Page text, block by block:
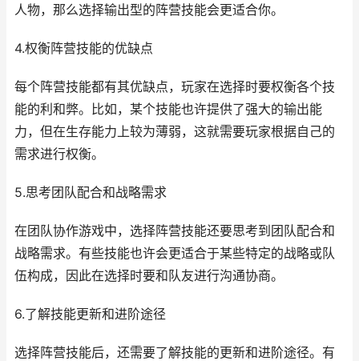
人物，那么选择输出型的阵营技能会更适合你。
4.权衡阵营技能的优缺点
每个阵营技能都有其优缺点，玩家在选择时要权衡各个技
能的利和弊。比如，某个技能也许提供了强大的输出能
力，但在生存能力上较为薄弱，这就需要玩家根据自己的
需求进行权衡。
5.思考团队配合和战略需求
在团队协作游戏中，选择阵营技能还要思考到团队配合和
战略需求。有些技能也许会更适合于某些特定的战略或队
伍构成，因此在选择时要和队友进行沟通协商。
6.了解技能更新和进阶途径
选择阵营技能后，还需要了解技能的更新和进阶途径。有